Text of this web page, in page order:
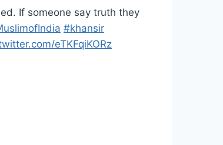
If someone say truth they
#khansir
eTKFqiKORz